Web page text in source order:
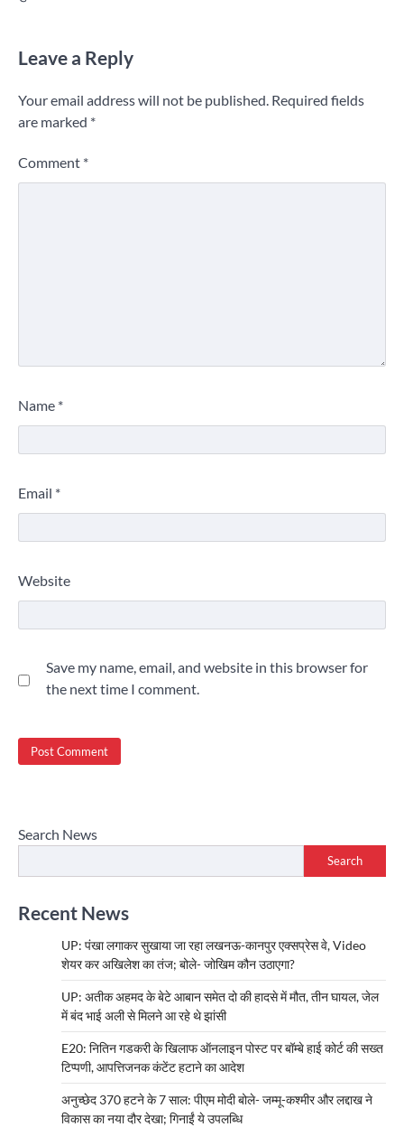
Leave a Reply
Your email address will not be published. Required fields
are marked *
Comment *
Name *
Email *
Website
Save my name, email, and website in this browser for
the next time I comment.
Search News
Search
Recent News
UP: पंखा लगाकर सुखाया जा रहा लखनऊ-कानपुर एक्सप्रेस वे, Video
शेयर कर अखिलेश का तंज; बोले- जोखिम कौन उठाएगा?
UP: अतीक अहमद के बेटे आबान समेत दो की हादसे में मौत, तीन घायल, जेल
में बंद भाई अली से मिलने आ रहे थे झांसी
E20: नितिन गडकरी के खिलाफ ऑनलाइन पोस्ट पर बॉम्बे हाई कोर्ट की सख्त
टिप्पणी, आपत्तिजनक कंटेंट हटाने का आदेश
अनुच्छेद 370 हटने के 7 साल: पीएम मोदी बोले- जम्मू-कश्मीर और लद्दाख ने
विकास का नया दौर देखा; गिनाईं ये उपलब्धि